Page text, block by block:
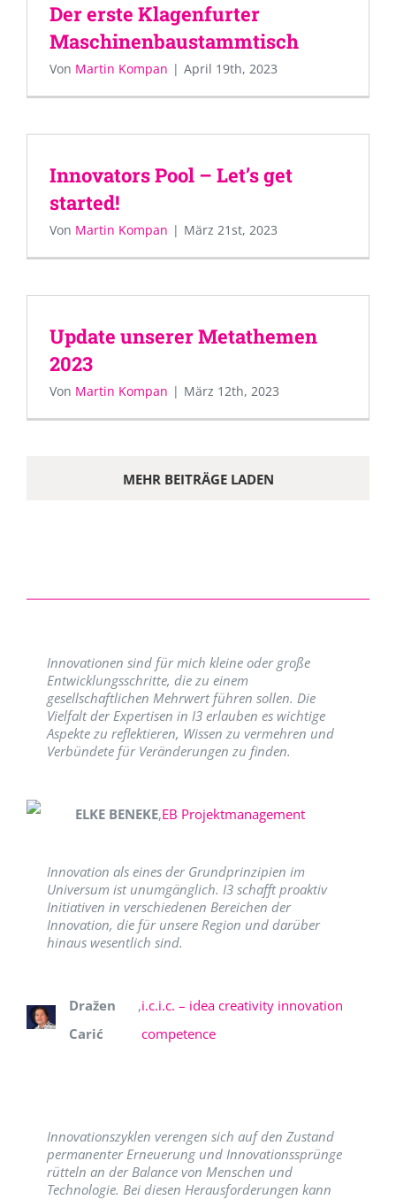
Der erste Klagenfurter
Maschinenbaustammtisch
Von Martin Kompan | April 19th, 2023
Innovators Pool – Let’s get
started!
Von Martin Kompan | März 21st, 2023
Update unserer Metathemen
2023
Von Martin Kompan | März 12th, 2023
MEHR BEITRÄGE LADEN
Innovationen sind für mich kleine oder große
Entwicklungsschritte, die zu einem
gesellschaftlichen Mehrwert führen sollen. Die
Vielfalt der Expertisen in I3 erlauben es wichtige
Aspekte zu reflektieren, Wissen zu vermehren und
Verbündete für Veränderungen zu finden.
ELKE BENEKE,EB Projektmanagement
Innovation als eines der Grundprinzipien im
Universum ist unumgänglich. I3 schafft proaktiv
Initiativen in verschiedenen Bereichen der
Innovation, die für unsere Region und darüber
hinaus wesentlich sind.
Dražen
Carić
,i.c.i.c. – idea creativity innovation
competence
Innovationszyklen verengen sich auf den Zustand
permanenter Erneuerung und Innovationssprünge
rütteln an der Balance von Menschen und
Technologie. Bei diesen Herausforderungen kann